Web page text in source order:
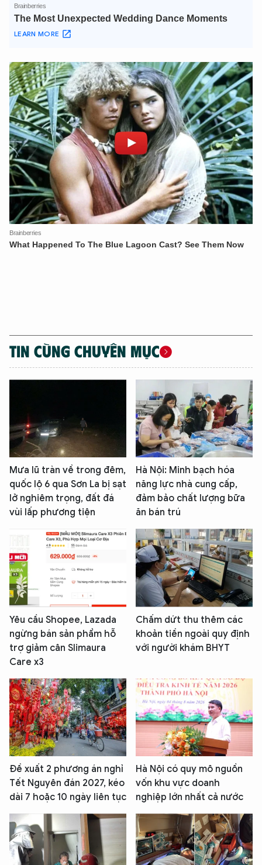
TIN CÙNG CHUYÊN MỤC
Mưa lũ tràn về trong đêm,
quốc lộ 6 qua Sơn La bị sạt
lở nghiêm trọng, đất đá
vùi lấp phương tiện
Hà Nội: Minh bạch hóa
năng lực nhà cung cấp,
đảm bảo chất lượng bữa
ăn bán trú
Yêu cầu Shopee, Lazada
ngừng bán sản phẩm hỗ
trợ giảm cân Slimaura
Care x3
Chấm dứt thu thêm các
khoản tiền ngoài quy định
với người khám BHYT
Đề xuất 2 phương án nghỉ
Tết Nguyên đán 2027, kéo
dài 7 hoặc 10 ngày liên tục
Hà Nội có quy mô nguồn
vốn khu vực doanh
nghiệp lớn nhất cả nước
XIN CHÀO,
TÔI LÀ CHATBOT CỦA
Hãy hỏi tôi bất kỳ điều gì bạn cần biết về